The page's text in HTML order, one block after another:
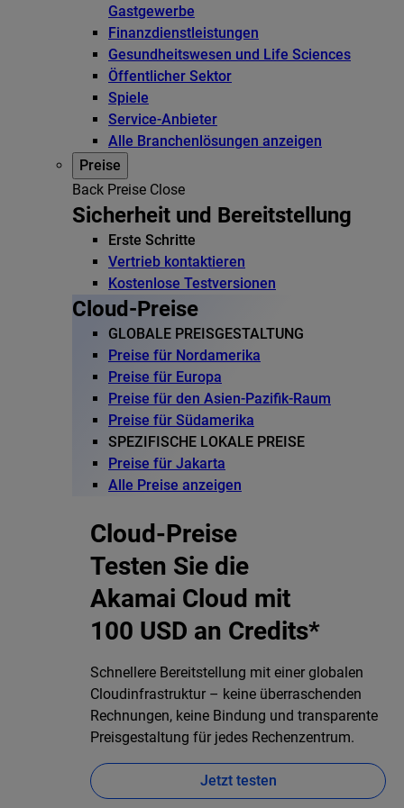
Gastgewerbe
Finanzdienstleistungen
Gesundheitswesen und Life Sciences
Öffentlicher Sektor
Spiele
Service-Anbieter
Alle Branchenlösungen anzeigen
Preise
Back Preise Close
Sicherheit und Bereitstellung
Erste Schritte
Vertrieb kontaktieren
Kostenlose Testversionen
Cloud-Preise
GLOBALE PREISGESTALTUNG
Preise für Nordamerika
Preise für Europa
Preise für den Asien-Pazifik-Raum
Preise für Südamerika
SPEZIFISCHE LOKALE PREISE
Preise für Jakarta
Alle Preise anzeigen
Cloud-Preise
Testen Sie die
Akamai Cloud mit
100 USD an Credits*
Schnellere Bereitstellung mit einer globalen
Cloudinfrastruktur – keine überraschenden
Rechnungen, keine Bindung und transparente
Preisgestaltung für jedes Rechenzentrum.
Jetzt testen